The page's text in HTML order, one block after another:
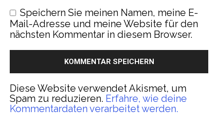
Speichern Sie meinen Namen, meine E-
Mail-Adresse und meine Website für den
nächsten Kommentar in diesem Browser.
Diese Website verwendet Akismet, um
Spam zu reduzieren. Erfahre, wie deine
Kommentardaten verarbeitet werden.